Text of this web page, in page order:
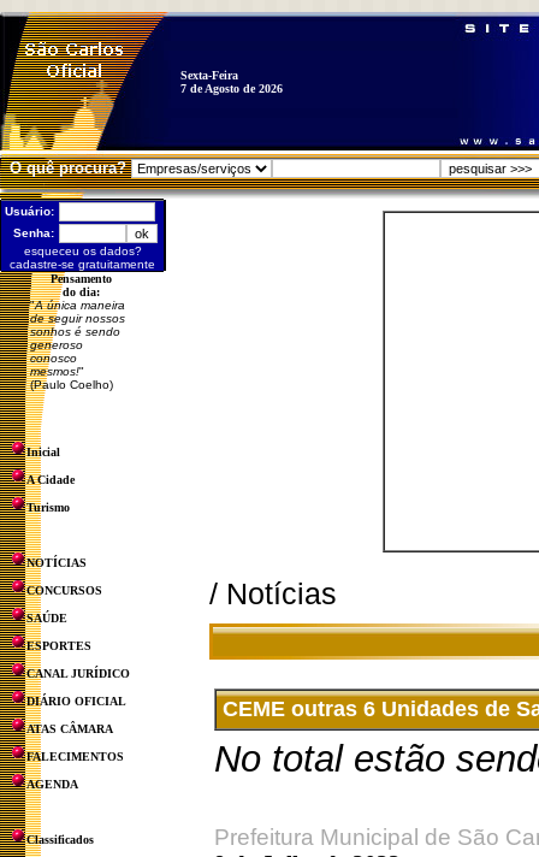
Sexta-Feira
7 de Agosto de 2026
O quê procura?
Usuário:
Senha:
esqueceu os dados?
cadastre-se gratuitamente
Pensamento
do dia:
"A única maneira
de seguir nossos
sonhos é sendo
generoso
conosco
mesmos!"
(Paulo Coelho)
Inicial
A Cidade
Turismo
NOTÍCIAS
CONCURSOS
SAÚDE
ESPORTES
CANAL JURÍDICO
DIÁRIO OFICIAL
ATAS CÂMARA
FALECIMENTOS
AGENDA
Classificados
/ Notícias
CEME outras 6 Unidades de
No total estão
Prefeitura Municipal de São